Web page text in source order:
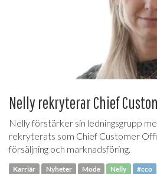
Nelly rekryterar Chief
Nelly förstärker sin ledningsgrupp
rekryterats som Chief Customer
försäljning och marknadsföring.
Karriär Nyheter Mode Nelly #cco